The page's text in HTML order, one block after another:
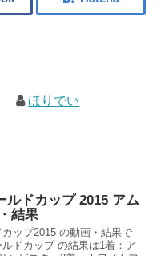
ほりでい
ルドカップ 2015 アム
結果
ップ2015 の動画・結果で
ドカップ の結果は1着：ア